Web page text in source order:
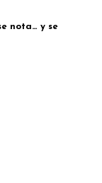
nota… y se